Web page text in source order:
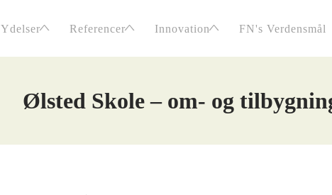
Ydelser Referencer Innovation FN's Verdensmål
Ølsted Skole – om- og